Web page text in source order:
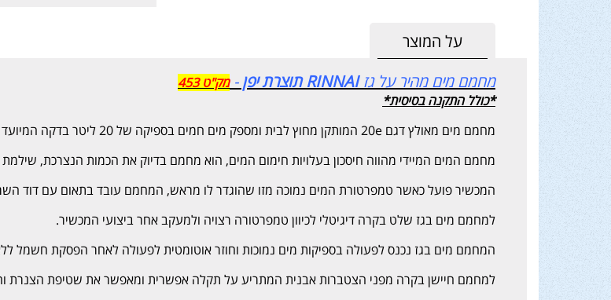
על המוצר
מחמם מים מהיר על גזRINNAI תוצרת יפן -מק"ט 453
*כולל התקנה בסיסית*
מחמם מים מאולץ דגם 20e המותקן מחוץ לבית ומספק מים חמים בספיקה של 20 ליטר בדקה המיועד לעד 3 מקלחות בו זמנית.
מחמם המים המיידי מהווה חיסכון בעלויות חימום המים, הוא מחמם בדיוק את הכמות הנצרכת,
המכשיר פועל כאשר טמפרטורת המים נמוכה מזו שהוגדר לו מראש, המחמם עובד בתאום עם דוד
למחמם מים בגז שלט בקרה דיגיטלי לכיוון טמפרטורה רצויה ולמעקב אחר ביצועי המכשיר.
המחמם מים בגז נכנס לפעולה בספיקות מים נמוכות וחוזר אוטומטית לפעולה לאחר הפסקת חשמל
למחמם חיישן בקרה מפני הצטברות אבנית המתריע על תקלה אפשרית ומאפשר את שטיפת הצנרת